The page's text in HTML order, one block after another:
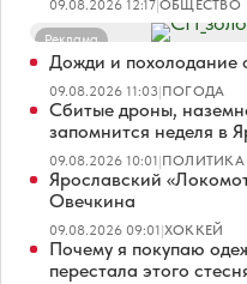
09.08.2026 12:17 ОБЩЕСТВО
Реклама
Дожди и похолодание
09.08.2026 11:03|ПОГОДА
Сбитые дроны,
запомнится неделя в
09.08.2026 10:01|ПОЛИТИКА
Ярославский
Овечкина
09.08.2026 09:01|ХОККЕЙ
Почему я покупаю
перестала этого